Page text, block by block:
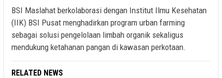
BSI Maslahat berkolaborasi dengan Institut Ilmu Kesehatan
(IIK) BSI Pusat menghadirkan program urban farming
sebagai solusi pengelolaan limbah organik sekaligus
mendukung ketahanan pangan di kawasan perkotaan.
RELATED NEWS